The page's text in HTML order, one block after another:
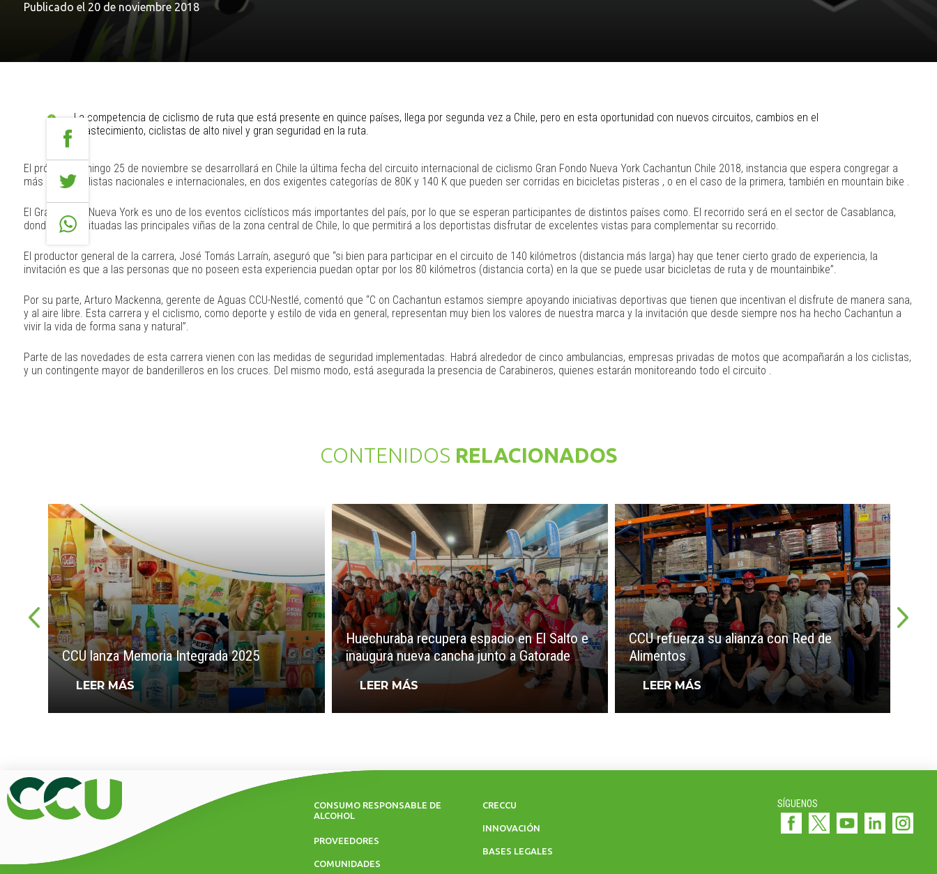
Publicado el 20 de noviembre 2018
La competencia de ciclismo de ruta que está presente en quince países, llega por segunda vez a Chile, pero en esta oportunidad con nuevos circuitos, cambios en el
abastecimiento, ciclistas de alto nivel y gran seguridad en la ruta.
El próximo domingo 25 de noviembre se desarrollará en Chile la última fecha del circuito internacional de ciclismo Gran Fondo Nueva York Cachantun Chile 2018, instancia que espera congregar a
más de mil ciclistas nacionales e internacionales, en dos exigentes categorías de 80K y 140 K que pueden ser corridas en bicicletas pisteras , o en el caso de la primera, también en mountain bike .
El Gran Fondo Nueva York es uno de los eventos ciclísticos más importantes del país, por lo que se esperan participantes de distintos países como. El recorrido será en el sector de Casablanca,
donde están situadas las principales viñas de la zona central de Chile, lo que permitirá a los deportistas disfrutar de excelentes vistas para complementar su recorrido.
El productor general de la carrera, José Tomás Larraín, aseguró que “si bien para participar en el circuito de 140 kilómetros (distancia más larga) hay que tener cierto grado de experiencia, la
invitación es que a las personas que no poseen esta experiencia puedan optar por los 80 kilómetros (distancia corta) en la que se puede usar bicicletas de ruta y de mountainbike”.
Por su parte, Arturo Mackenna, gerente de Aguas CCU-Nestlé, comentó que “C on Cachantun estamos siempre apoyando iniciativas deportivas que tienen que incentivan el disfrute de manera sana,
y al aire libre. Esta carrera y el ciclismo, como deporte y estilo de vida en general, representan muy bien los valores de nuestra marca y la invitación que desde siempre nos ha hecho Cachantun a
vivir la vida de forma sana y natural”.
Parte de las novedades de esta carrera vienen con las medidas de seguridad implementadas. Habrá alrededor de cinco ambulancias, empresas privadas de motos que acompañarán a los ciclistas,
y un contingente mayor de banderilleros en los cruces. Del mismo modo, está asegurada la presencia de Carabineros, quienes estarán monitoreando todo el circuito .
CONTENIDOS RELACIONADOS
CCU lanza Memoria Integrada 2025
LEER MÁS
Huechuraba recupera espacio en El Salto e
inaugura nueva cancha junto a Gatorade
LEER MÁS
CCU refuerza su alianza con Red de
Alimentos
LEER MÁS
CONSUMO RESPONSABLE DE
ALCOHOL
PROVEEDORES
COMUNIDADES
CRECCU
INNOVACIÓN
BASES LEGALES
SÍGUENOS